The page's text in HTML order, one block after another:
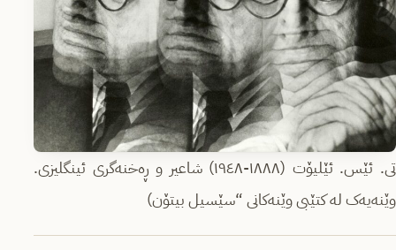
تی. ئێس. ئێلیۆت (١٨٨٨-١٩٤٨) شاعیر و ڕەخنەگری ئینگلیزی.
وێنەیەک لە کتێبی وێنەکانی “سێسیل بیتۆن)